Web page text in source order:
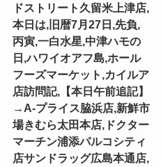
ドストリート久留米上津店,
本日は,旧暦7月27日,先負,
丙寅,一白水星,中津ハモの
日,ハワイオアフ島,ホール
フーズマーケット,カイルア
店訪問記,【本日午前追記】
→A-プライス脇浜店,新鮮市
場きむら太田本店,ドクター
マーチン浦添パルコシティ
店サンドラッグ広島本通店,